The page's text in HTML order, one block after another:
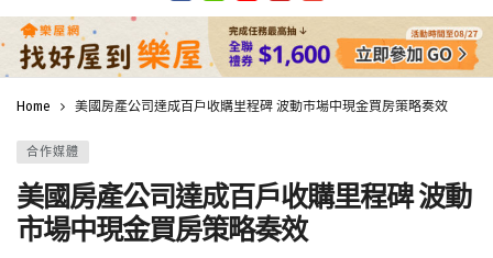
Home 美國房產公司達成百戶收購里程碑 波動市場中現金買房策略奏效
合作媒體
美國房產公司達成百戶收購里程碑 波動
市場中現金買房策略奏效